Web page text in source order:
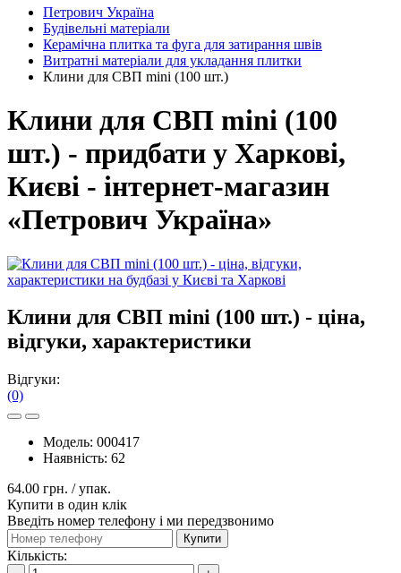
Петрович Україна
Будівельні матеріали
Керамічна плитка та фуга для затирання швів
Витратні матеріали для укладання плитки
Клини для СВП mini (100 шт.)
Клини для СВП mini (100
шт.) - придбати у Харкові,
Києві - інтернет-магазин
«Петрович Україна»
Клини для СВП mini (100 шт.) - ціна,
відгуки, характеристики
Відгуки:
(0)
Модель: 000417
Наявність: 62
64.00 грн. / упак.
Купити в один клік
Введіть номер телефону і ми передзвонимо
Купити
Кількість: